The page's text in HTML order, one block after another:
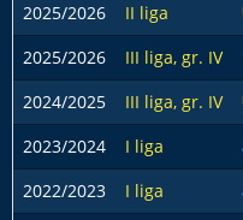
2025/2026
II liga
2025/2026
III liga, gr. IV
2024/2025 III liga, gr. IV
2023/2024
I liga
2022/2023
I liga